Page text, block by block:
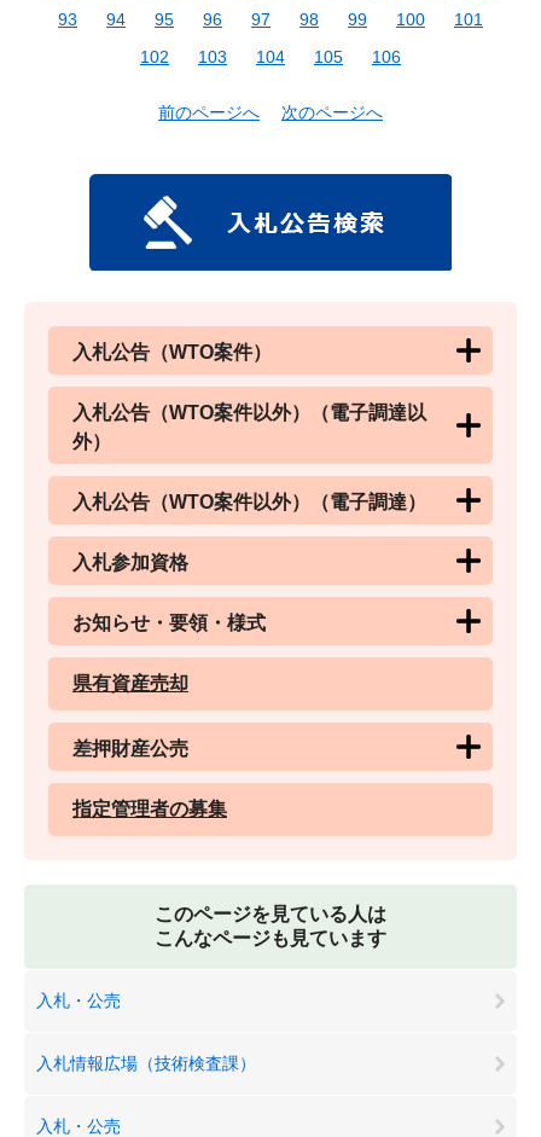
93
94 95 96 97 98 99 100
101
102
103 104 105 106
前のページへ 次のページへ
入札公告（WTO案件）
入札公告（WTO案件以外）（電子調達以
外）
入札公告（WTO案件以外）（電子調達）
入札参加資格
お知らせ・要領・様式
県有資産売却
差押財産公売
指定管理者の募集
このページを見ている人は
こんなページも見ています
入札・公売
入札情報広場（技術検査課）
入札・公売